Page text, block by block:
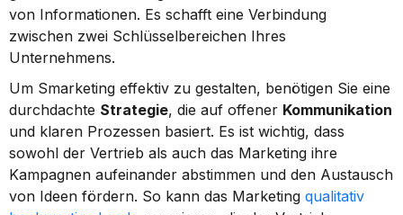
von Informationen. Es schafft eine Verbindung
zwischen zwei Schlüsselbereichen Ihres
Unternehmens.
Um Smarketing effektiv zu gestalten, benötigen Sie eine
durchdachte Strategie, die auf offener Kommunikation
und klaren Prozessen basiert. Es ist wichtig, dass
sowohl der Vertrieb als auch das Marketing ihre
Kampagnen aufeinander abstimmen und den Austausch
von Ideen fördern. So kann das Marketing qualitativ